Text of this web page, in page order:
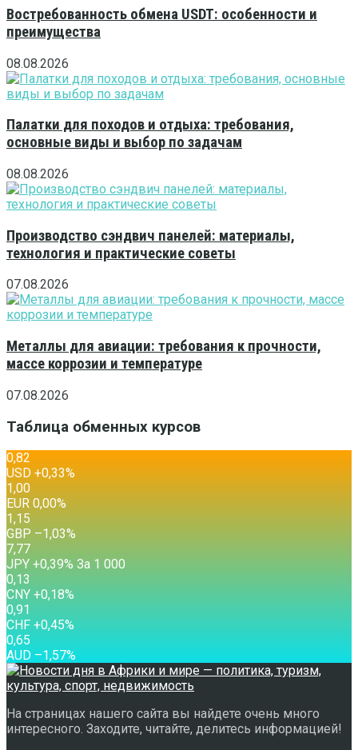
Востребованность обмена USDT: особенности и
преимущества
08.08.2026
Палатки для походов и отдыха: требования,
основные виды и выбор по задачам
08.08.2026
Производство сэндвич панелей: материалы,
технология и практические советы
07.08.2026
Металлы для авиации: требования к прочности,
массе коррозии и температуре
07.08.2026
Таблица обменных курсов
0,82
USD +0,33%
1,00
EUR 0,00%
1,15
GBP –1,03%
7,77
JPY +0,39% За 1 000
0,13
CNY +0,18%
0,91
CHF +0,45%
0,65
AUD –1,57%
На страницах нашего сайта вы найдете очень много
интересного. Заходите, читайте, делитесь информацией!